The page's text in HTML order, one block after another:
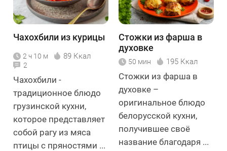
Чахохбили из курицы
2 ч 10 м 89 Ккал
2
Чахохбили -
традиционное блюдо
грузинской кухни,
которое представляет
собой рагу из мяса
птицы с пряностями ...
Стожки из фарша в
духовке
50 мин 195 Ккал
Стожки из фарша в
духовке –
оригинальное блюдо
белорусской кухни,
получившее своё
название благодаря ...